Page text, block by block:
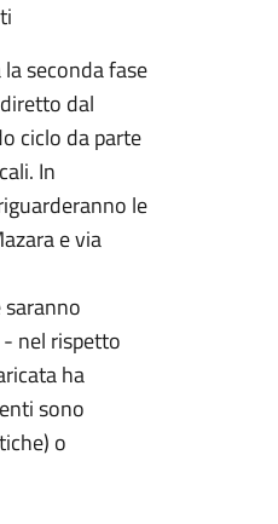
seconda fase
dal
ciclo da parte
In
le
e via
nel rispetto
ha
sono
o